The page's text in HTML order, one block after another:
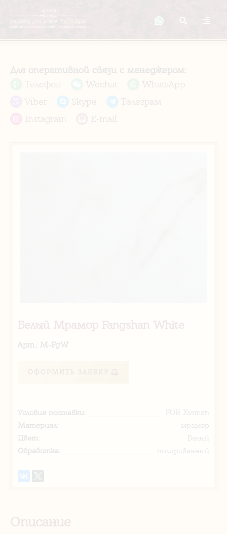
Для оперативной связи с менеджером:
Телефон
Wechat
WhatsApp
Viber
Skype
Телеграм
Instagram
E-mail
Белый Мрамор Fangshan White
Арт.: M-FgW
Условия поставки:
FOB Xiamen
Материал:
мрамор
Цвет:
Белый
Обработка:
полированный